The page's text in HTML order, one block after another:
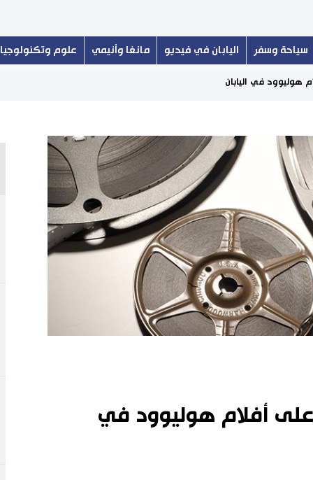
سياحة وسفر اليابان في فيديو مانغا وأنيمي علوم وتكنولوجيا
هوليوود في اليابان
على أفلام هوليوود في